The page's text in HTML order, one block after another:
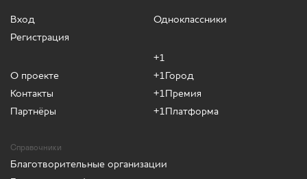
Вход
Регистрация
О проекте
Контакты
Партнёры
Одноклассники
+1
+1Город
+1Премия
+1Платформа
Справочники
Благотворительные организации